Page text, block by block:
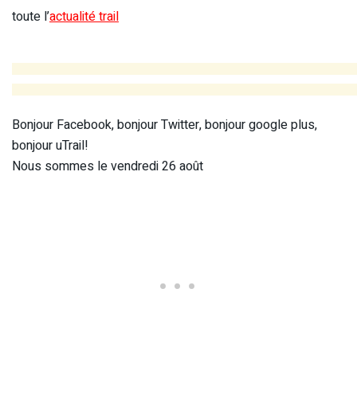
toute l’actualité trail
Bonjour Facebook, bonjour Twitter, bonjour google plus,
bonjour uTrail!
Nous sommes le vendredi 26 août